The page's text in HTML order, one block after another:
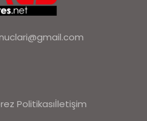
Politikasıİletişim